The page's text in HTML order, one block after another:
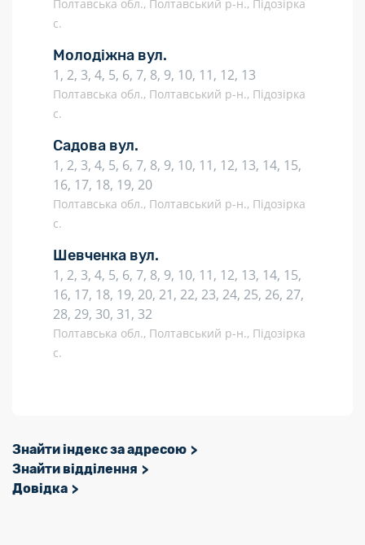
Полтавська обл., Полтавський р-н., Підозірка
с.
Молодіжна вул.
1, 2, 3, 4, 5, 6, 7, 8, 9, 10, 11, 12, 13
Полтавська обл., Полтавський р-н., Підозірка
с.
Садова вул.
1, 2, 3, 4, 5, 6, 7, 8, 9, 10, 11, 12, 13, 14, 15,
16, 17, 18, 19, 20
Полтавська обл., Полтавський р-н., Підозірка
с.
Шевченка вул.
1, 2, 3, 4, 5, 6, 7, 8, 9, 10, 11, 12, 13, 14, 15,
16, 17, 18, 19, 20, 21, 22, 23, 24, 25, 26, 27,
28, 29, 30, 31, 32
Полтавська обл., Полтавський р-н., Підозірка
с.
Знайти індекс за адресою
Знайти відділення
Довідка